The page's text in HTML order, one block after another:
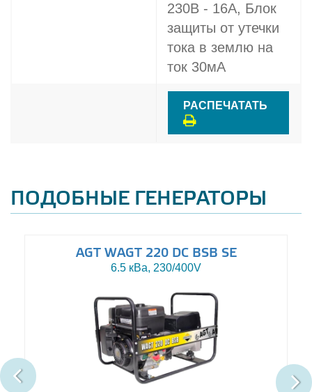
230В - 16A, Блок
защиты от утечки
тока в землю на
ток 30мА
РАСПЕЧАТАТЬ
ПОДОБНЫЕ ГЕНЕРАТОРЫ
AGT WAGT 220 DC BSB SE
6.5 кВа, 230/400V